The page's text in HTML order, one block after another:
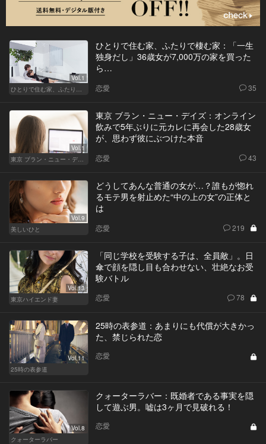
Vol.1
ひとりで住む家、ふたりで棲む家
ひとりで住む家、ふたりで棲む家：「一生
独身だし」36歳女が7,000万の家を買った
ら…
恋愛 35
Vol.1
東京 ブラン・ニュー・デイズ
東京 ブラン・ニュー・デイズ：オンライン
飲みで5年ぶりに元カレに再会した28歳女
が、思わず彼にぶつけた本音
恋愛 43
Vol.9
美しいひと
どうしてあんな普通の女が…？誰もが惚れ
るモテ男を射止めた“中の上の女”の正体と
は
恋愛 219
Vol.13
東京ハイエンド妻
「同じ学校を受験する子は、全員敵」。日
傘で顔を隠し目も合わせない、壮絶なお受
験バトル
恋愛 78
Vol.11
25時の表参道
25時の表参道：あまりにも代償が大きかっ
た、禁じられた恋
恋愛
Vol.8
クォーターラバー
クォーターラバー：既婚者である事実を隠
して遊ぶ男。嘘は3ヶ月で見破れる！
恋愛